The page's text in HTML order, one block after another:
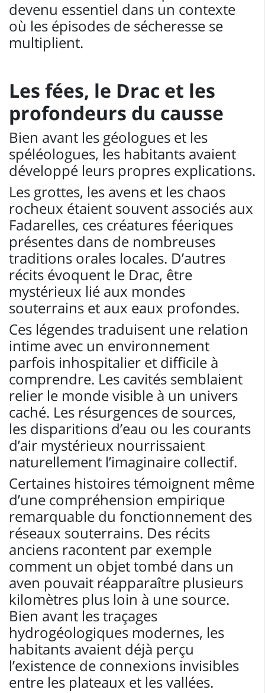
devenu essentiel dans un contexte
où les épisodes de sécheresse se
multiplient.
Les fées, le Drac et les
profondeurs du causse
Bien avant les géologues et les
spéléologues, les habitants avaient
développé leurs propres explications.
Les grottes, les avens et les chaos
rocheux étaient souvent associés aux
Fadarelles, ces créatures féeriques
présentes dans de nombreuses
traditions orales locales. D’autres
récits évoquent le Drac, être
mystérieux lié aux mondes
souterrains et aux eaux profondes.
Ces légendes traduisent une relation
intime avec un environnement
parfois inhospitalier et difficile à
comprendre. Les cavités semblaient
relier le monde visible à un univers
caché. Les résurgences de sources,
les disparitions d’eau ou les courants
d’air mystérieux nourrissaient
naturellement l’imaginaire collectif.
Certaines histoires témoignent même
d’une compréhension empirique
remarquable du fonctionnement des
réseaux souterrains. Des récits
anciens racontent par exemple
comment un objet tombé dans un
aven pouvait réapparaître plusieurs
kilomètres plus loin à une source.
Bien avant les traçages
hydrogéologiques modernes, les
habitants avaient déjà perçu
l’existence de connexions invisibles
entre les plateaux et les vallées.